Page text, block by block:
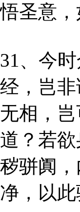
悟圣意
31、今
经，岂
无相，
道？若
秽骈阗
净，以